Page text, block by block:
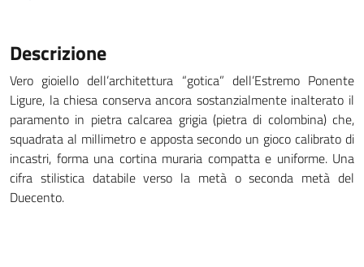
Descrizione
Vero gioiello dell’architettura “gotica” dell’Estremo Ponente
Ligure, la chiesa conserva ancora sostanzialmente inalterato il
paramento in pietra calcarea grigia (pietra di colombina) che,
squadrata al millimetro e apposta secondo un gioco calibrato di
incastri, forma una cortina muraria compatta e uniforme. Una
cifra stilistica databile verso la metà o seconda metà del
Duecento.